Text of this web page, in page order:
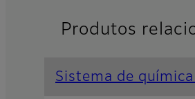
Produtos
Sistema de